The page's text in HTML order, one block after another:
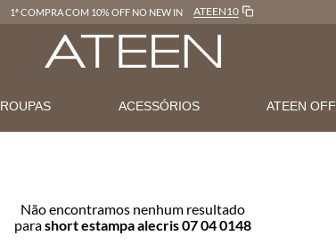
1ª COMPRA COM 10% OFF NO NEW IN ATEEN10
ROUPAS ACESSÓRIOS ATEEN OFF
Não encontramos nenhum resultado
parashort estampa alecris 07 04 0148